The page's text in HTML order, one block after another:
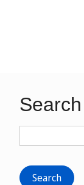
Search